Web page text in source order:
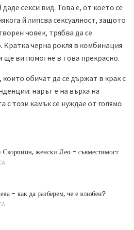
секси вид. Това е, от което се
й липсва сексуалност, защото
човек, трябва да се
черна рокля в комбинация
ще ви помогне в това прекрасно.
обичат да се държат в крак с
нарът е на върха на
с този камък се нуждае от голямо
женски Лео - съвместимост
- как да разберем, че е влюбен?